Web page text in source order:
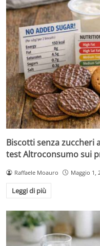
Biscotti senza zuccheri
test Altroconsumo sui
Raffaele Moauro Maggio 1,
Leggi di più